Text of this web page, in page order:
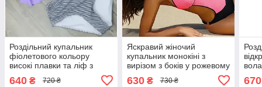
Роздільний купальник
фіолетового кольору
високі плавки та ліф з
640 ₴ 720 ₴
Яскравий жіночий
купальник монокіні з
вирізом з боків у рожевому
630₴ 730 ₴ 670